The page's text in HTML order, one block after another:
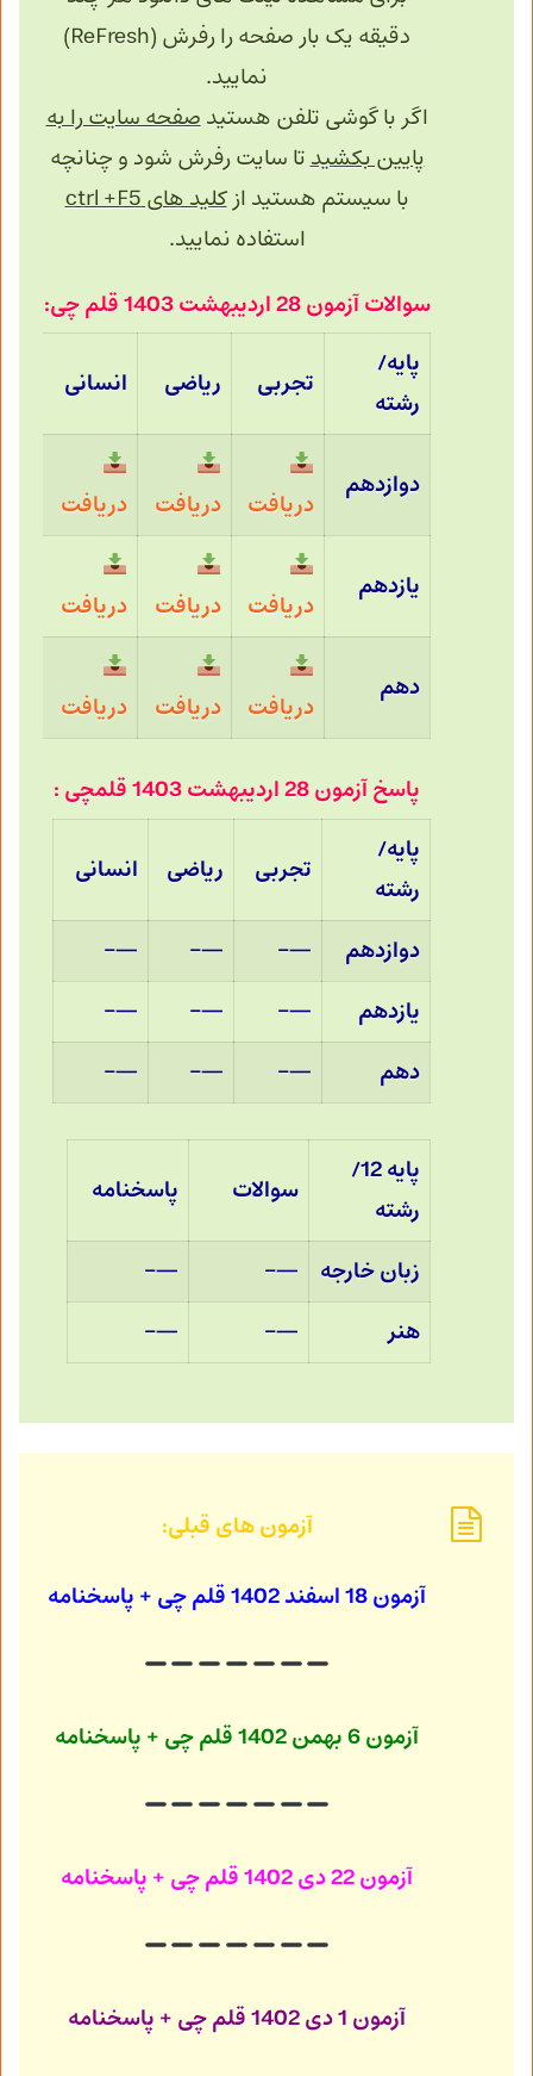
دقیقه یک بار صفحه را رفرش (ReFresh)
نمایید.
اگر با گوشی تلفن هستیدصفحه سایت را به
پایین بکشیدتا سایت رفرش شود و چنانچه
با سیستم هستید ازکلید های ctrl +F5
استفاده نمایید.
سوالات آزمون 28 اردیبهشت 1403 قلم چی:
پایه/
رشته
تجربی ریاضی انسانی
دوازدهم
دریافت دریافت دریافت
یازدهم
دریافت دریافت دریافت
دهم
دریافت دریافت دریافت
پاسخ آزمون 28 اردیبهشت 1403 قلمچی :
پایه/
رشته
تجربی ریاضی انسانی
دوازدهم —–
—–
—–
یازدهم
—–
—–
—–
دهم
—–
—–
—–
پایه 12/
رشته
سوالات پاسخنامه
زبان خارجه —–
—–
هنر
—–
—–
آزمون های قبلی:
آزمون 18 اسفند 1402 قلم چی + پاسخنامه
آزمون 6 بهمن 1402 قلم چی + پاسخنامه
آزمون 22 دی 1402 قلم چی + پاسخنامه
آزمون 1 دی 1402 قلم چی + پاسخنامه